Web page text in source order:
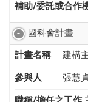
補助/委託或合作
國科會計畫
計畫名稱
建構
參與人 張慧